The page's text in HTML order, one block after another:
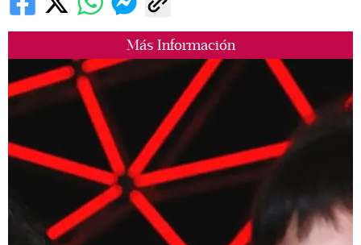
Más Información